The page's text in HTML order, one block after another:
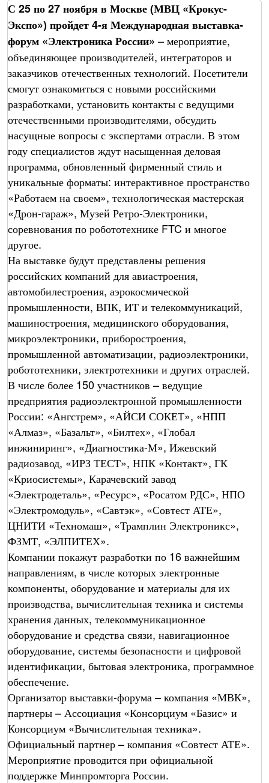
С 25 по 27 ноября в Москве (МВЦ «Крокус-
Экспо») пройдет 4-я Международная выставка-
форум «Электроника России» – мероприятие,
объединяющее производителей, интеграторов и
заказчиков отечественных технологий. Посетители
смогут ознакомиться с новыми российскими
разработками, установить контакты с ведущими
отечественными производителями, обсудить
насущные вопросы с экспертами отрасли. В этом
году специалистов ждут насыщенная деловая
программа, обновленный фирменный стиль и
уникальные форматы: интерактивное пространство
«Работаем на своем», технологическая мастерская
«Дрон-гараж», Музей Ретро-Электроники,
соревнования по робототехнике FTC и многое
другое.
На выставке будут представлены решения
российских компаний для авиастроения,
автомобилестроения, аэрокосмической
промышленности, ВПК, ИТ и телекоммуникаций,
машиностроения, медицинского оборудования,
микроэлектроники, приборостроения,
промышленной автоматизации, радиоэлектроники,
робототехники, электротехники и других отраслей.
В числе более 150 участников – ведущие
предприятия радиоэлектронной промышленности
России: «Ангстрем», «АЙСИ СОКЕТ», «НПП
«Алмаз», «Базальт», «Билтех», «Глобал
инжиниринг», «Диагностика-М», Ижевский
радиозавод, «ИРЗ ТЕСТ», НПК «Контакт», ГК
«Криосистемы», Карачевский завод
«Электродеталь», «Ресурс», «Росатом РДС», НПО
«Электромодуль», «Савтэк», «Совтест АТЕ»,
ЦНИТИ «Техномаш», «Трамплин Электроникс»,
ФЗМТ, «ЭЛПИТЕХ».
Компании покажут разработки по 16 важнейшим
направлениям, в числе которых электронные
компоненты, оборудование и материалы для их
производства, вычислительная техника и системы
хранения данных, телекоммуникационное
оборудование и средства связи, навигационное
оборудование, системы безопасности и цифровой
идентификации, бытовая электроника, программное
обеспечение.
Организатор выставки-форума – компания «МВК»,
партнеры – Ассоциация «Консорциум «Базис» и
Консорциум «Вычислительная техника».
Официальный партнер – компания «Совтест АТЕ».
Мероприятие проводится при официальной
поддержке Минпромторга России.